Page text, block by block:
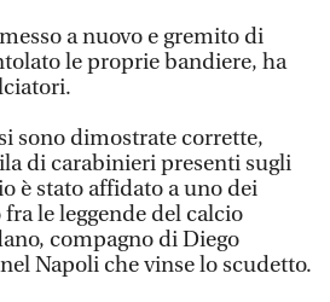
a nuovo e gremito di
le proprie bandiere, ha
sono dimostrate corrette,
di carabinieri presenti sugli
è stato affidato a uno dei
le leggende del calcio
compagno di Diego
Napoli che vinse lo scudetto.